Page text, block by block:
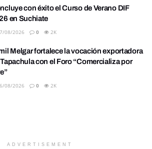
con éxito el Curso de Verano DIF
en Suchiate
08/2026 0 2K
Melgar fortalece la vocación exportadora
con el Foro “Comercializa por
08/2026 0 2K
ADVERTISEMENT